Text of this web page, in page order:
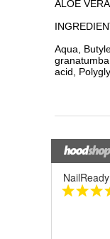
NailReady